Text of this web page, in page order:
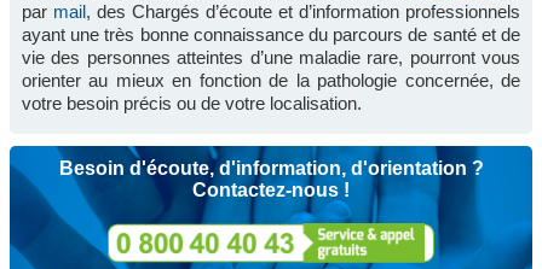
par mail, des Chargés d’écoute et d’information professionnels
ayant une très bonne connaissance du parcours de santé et de
vie des personnes atteintes d’une maladie rare, pourront vous
orienter au mieux en fonction de la pathologie concernée, de
votre besoin précis ou de votre localisation.
Besoin d'écoute, d'information, d'orientation ?
Contactez-nous !